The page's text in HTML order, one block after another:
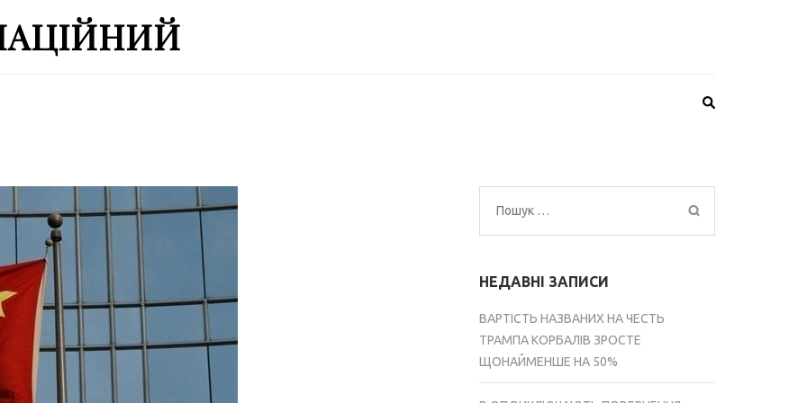
Пошук:
НЕДАВНІ ЗАПИСИ
ВАРТІСТЬ НАЗВАНИХ НА ЧЕСТЬ
ТРАМПА КОРБАЛІВ ЗРОСТЕ
ЩОНАЙМЕНШЕ НА 50%